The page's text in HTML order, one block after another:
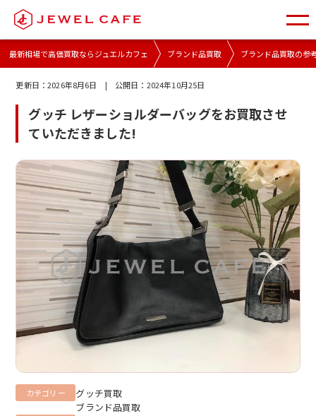
最新相場で高価買取ならジュエルカフェ ブランド品買取 ブランド品買取の参
更新日：2026年8月6日 | 公開日： 2024年10月25日
グッチ レザーショルダーバッグをお買取させ
ていただきました!
カテゴリー
グッチ買取
ブランド品買取